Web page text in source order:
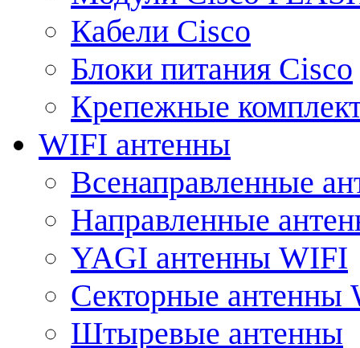
Кабели Cisco
Блоки питания Cisco
Крепежные
WIFI антенны
Всенаправленные
Направленные
YAGI антенны WIFI
Секторные антенны
Штыревые антенны